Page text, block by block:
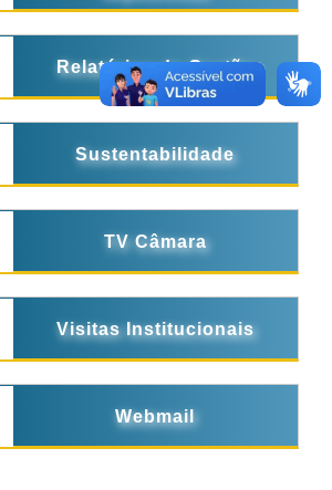
Relatórios de Gestão
Sustentabilidade
TV Câmara
Visitas Institucionais
Webmail